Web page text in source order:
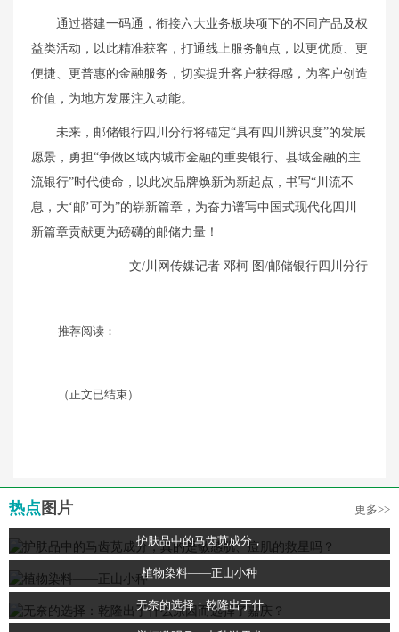
通过搭建一码通，衔接六大业务板块项下的不同产品及权
益类活动，以此精准获客，打通线上服务触点，以更优质、更
便捷、更普惠的金融服务，切实提升客户获得感，为客户创造
价值，为地方发展注入动能。
未来，邮储银行四川分行将锚定“具有四川辨识度”的发展
愿景，勇担“争做区域内城市金融的重要银行、县域金融的主
流银行”时代使命，以此次品牌焕新为新起点，书写“川流不
息，大‘邮’可为”的崭新篇章，为奋力谱写中国式现代化四川
新篇章贡献更为磅礴的邮储力量！
文/川网传媒记者 邓柯 图/邮储银行四川分行
推荐阅读：
（正文已结束）
热点 图片 更多>>
护肤品中的马齿苋成分，
植物染料——正山小种
无奈的选择：乾隆出于什